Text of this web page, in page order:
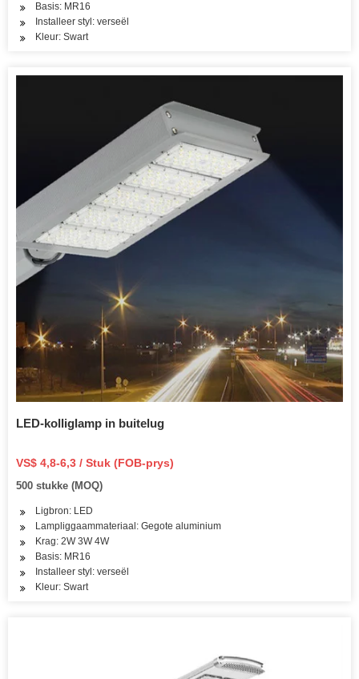
Basis: MR16
Installeer styl: verseël
Kleur: Swart
LED-kolliglamp in buitelug
VS$ 4,8-6,3 / Stuk (FOB-prys)
500 stukke (MOQ)
Ligbron: LED
Lampliggaammateriaal: Gegote aluminium
Krag: 2W 3W 4W
Basis: MR16
Installeer styl: verseël
Kleur: Swart